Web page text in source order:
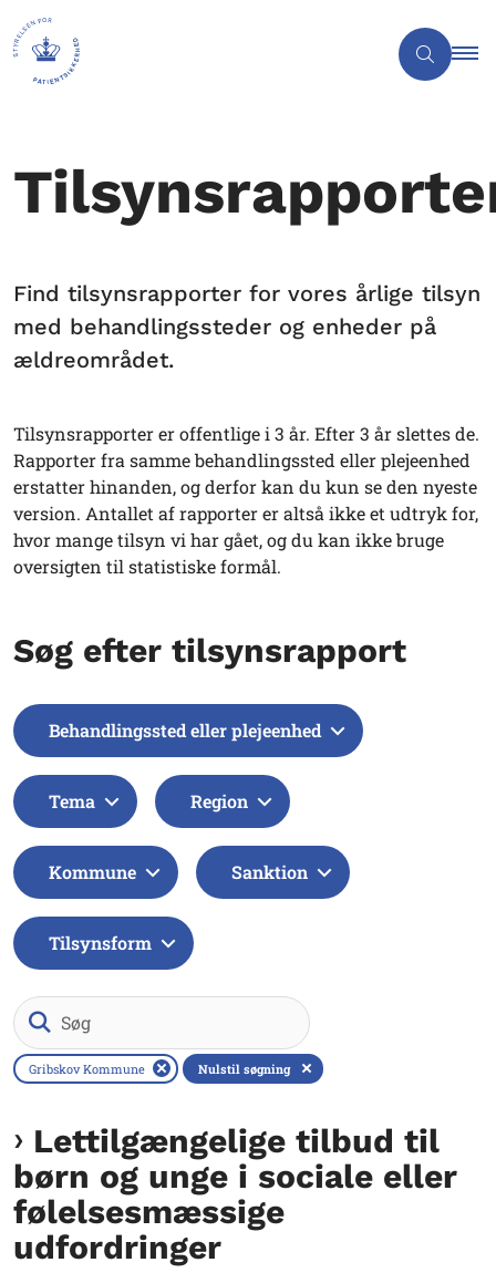
Find tilsynsrapporter for vores årlige tilsyn
med behandlingssteder og enheder på
ældreområdet.
Tilsynsrapporter er offentlige i 3 år. Efter 3 år slettes de.
Rapporter fra samme behandlingssted eller plejeenhed
erstatter hinanden, og derfor kan du kun se den nyeste
version. Antallet af rapporter er altså ikke et udtryk for,
hvor mange tilsyn vi har gået, og du kan ikke bruge
oversigten til statistiske formål.
Søg efter tilsynsrapport
Gribskov Kommune Nulstil søgning
Behandlingssted eller plejeenhed
Tema Region
Kommune Sanktion
Tilsynsform
Lettilgængelige tilbud til
børn og unge i sociale eller
følelsesmæssige
udfordringer